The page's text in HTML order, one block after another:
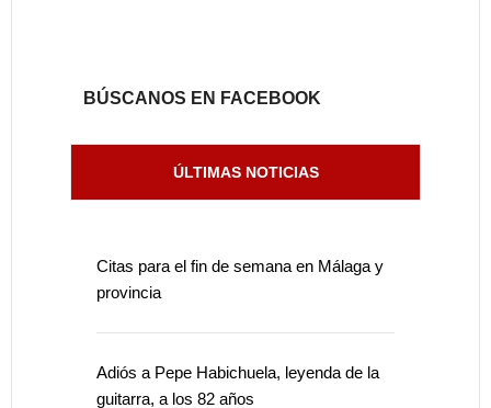
BÚSCANOS EN FACEBOOK
ÚLTIMAS NOTICIAS
Citas para el fin de semana en Málaga y
provincia
Adiós a Pepe Habichuela, leyenda de la
guitarra, a los 82 años